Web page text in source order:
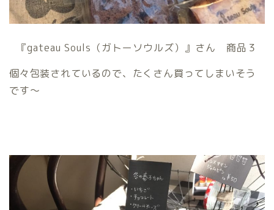
『gateau Souls（ガトーソウルズ）』さん 商品３
個々包装されているので、たくさん買ってしまいそう
です〜